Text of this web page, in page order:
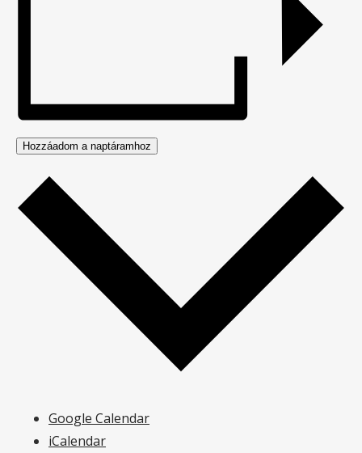
Hozzáadom a naptáramhoz
Google Calendar
iCalendar